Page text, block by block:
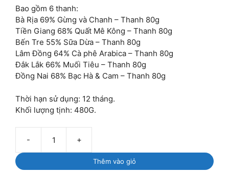
Bao gồm 6 thanh:
Bà Rịa 69% Gừng và Chanh​ – Thanh 80g
Tiền Giang 68% Quất Mê Kông​ – Thanh 80g
Bến Tre 55% Sữa Dừa​ – Thanh 80g
Lâm Đồng 64% Cà phê Arabica​ – Thanh 80g
Đắk Lắk 66% Muối Tiêu​ – Thanh 80g
Đồng Nai 68% Bạc Hà & Cam – Thanh 80g
Thời hạn sử dụng: 12 tháng.
Khối lượng tịnh: 480G.
Set
6
Thêm vào giỏ